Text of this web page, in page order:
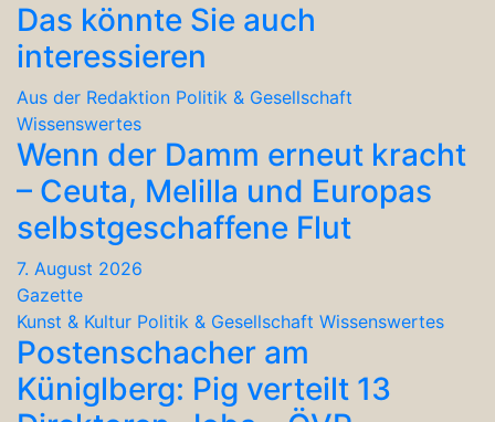
Das könnte Sie auch
interessieren
Aus der Redaktion Politik & Gesellschaft
Wissenswertes
Wenn der Damm erneut kracht
– Ceuta, Melilla und Europas
selbstgeschaffene Flut
7. August 2026
Gazette
Kunst & Kultur Politik & Gesellschaft Wissenswertes
Postenschacher am
Küniglberg: Pig verteilt 13